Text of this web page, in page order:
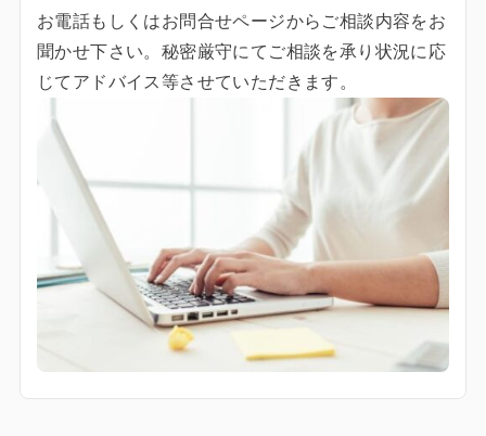
お電話もしくはお問合せページからご相談内容をお
聞かせ下さい。秘密厳守にてご相談を承り状況に応
じてアドバイス等させていただきます。